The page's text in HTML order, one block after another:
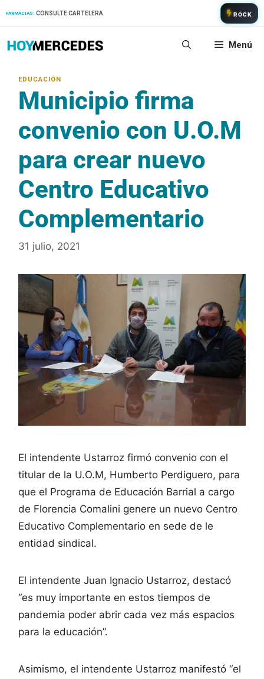
FARMACIAS: CONSULTE CARTELERA ROCK
Menú
Municipio firma
convenio con U.O.M
para crear nuevo
Centro Educativo
Complementario
31 julio, 2021
El intendente Ustarroz firmó convenio con el
titular de la U.O.M, Humberto Perdiguero, para
que el Programa de Educación Barrial a cargo
de Florencia Comalini genere un nuevo Centro
Educativo Complementario en sede de le
entidad sindical.
El intendente Juan Ignacio Ustarroz, destacó
“es muy importante en estos tiempos de
pandemia poder abrir cada vez más espacios
para la educación”.
Asimismo, el intendente Ustarroz manifestó “el